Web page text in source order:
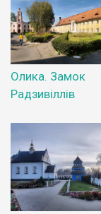
Олика. Замок
Радзивіллів